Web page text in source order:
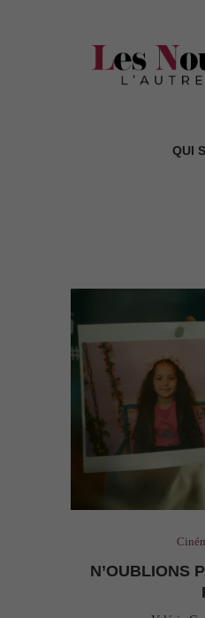
QUI
N’OUBLIONS